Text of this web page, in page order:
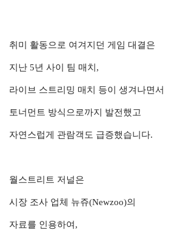
취미 활동으로 여겨지던 게임 대결은
지난 5년 사이 팀 매치,
라이브 스트리밍 매치 등이 생겨나면서
토너먼트 방식으로까지 발전했고
자연스럽게 관람객도 급증했습니다.
월스트리트 저널은
시장 조사 업체 뉴쥬(Newzoo)의
자료를 인용하여,